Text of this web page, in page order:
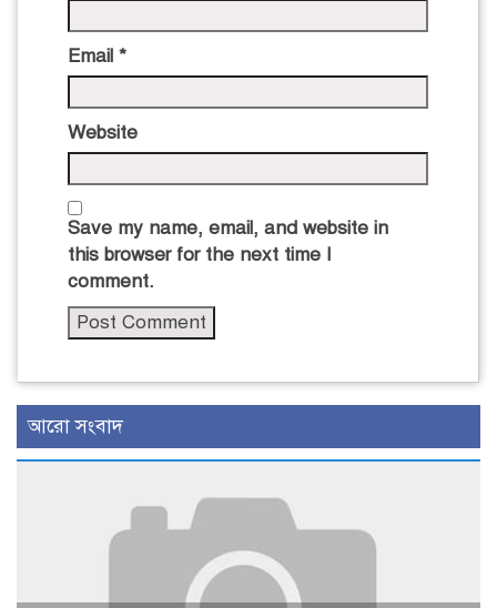
Email *
Website
Save my name, email, and website in
this browser for the next time I
comment.
আরো সংবাদ